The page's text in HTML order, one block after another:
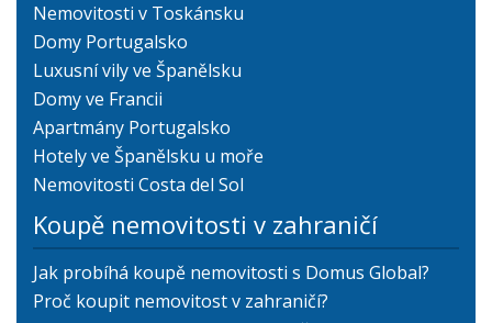
Nemovitosti v Toskánsku
Domy Portugalsko
Luxusní vily ve Španělsku
Domy ve Francii
Apartmány Portugalsko
Hotely ve Španělsku u moře
Nemovitosti Costa del Sol
Koupě nemovitosti v zahraničí
Jak probíhá koupě nemovitosti s Domus Global?
Proč koupit nemovitost v zahraničí?